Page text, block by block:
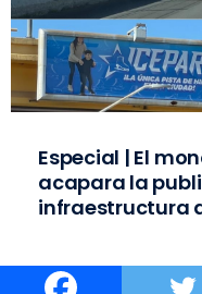
Especial | El
acapara la
infraestructura